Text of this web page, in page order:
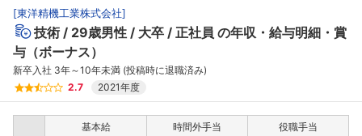
[東洋精機工業株式会社]
技術 29歳男性 大卒 正社員 の年収・給与明細・賞
与（ボーナス）
新卒入社 3年～10年未満 (投稿時に退職済み)
2.7
2021年度
基本給 時間外手当
役職手当